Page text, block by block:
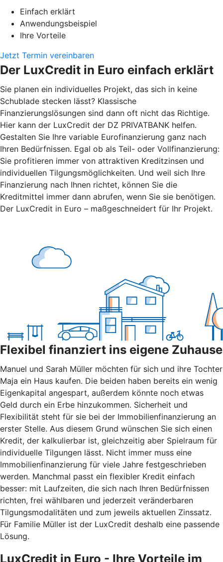
Einfach erklärt
Anwendungsbeispiel
Ihre Vorteile
Jetzt Termin vereinbaren
Der LuxCredit in Euro einfach erklärt
Sie planen ein individuelles Projekt, das sich in keine
Schublade stecken lässt? Klassische
Finanzierungslösungen sind dann oft nicht das Richtige.
Hier kann der LuxCredit der DZ PRIVATBANK helfen.
Gestalten Sie Ihre variable Eurofinanzierung ganz nach
Ihren Bedürfnissen. Egal ob als Teil- oder Vollfinanzierung:
Sie profitieren immer von attraktiven Kreditzinsen und
individuellen Tilgungsmöglichkeiten. Und weil sich Ihre
Finanzierung nach Ihnen richtet, können Sie die
Kreditmittel immer dann abrufen, wenn Sie sie benötigen.
Der LuxCredit in Euro – maßgeschneidert für Ihr Projekt.
Flexibel finanziert ins eigene Zuhause
Manuel und Sarah Müller möchten für sich und ihre Tochter
Maja ein Haus kaufen. Die beiden haben bereits ein wenig
Eigenkapital angespart, außerdem könnte noch etwas
Geld durch ein Erbe hinzukommen. Sicherheit und
Flexibilität steht für sie bei der Immobilienfinanzierung an
erster Stelle. Aus diesem Grund wünschen Sie sich einen
Kredit, der kalkulierbar ist, gleichzeitig aber Spielraum für
individuelle Tilgungen lässt. Nicht immer muss eine
Immobilienfinanzierung für viele Jahre festgeschrieben
werden. Manchmal passt ein flexibler Kredit einfach
besser: mit Laufzeiten, die sich nach Ihren Bedürfnissen
richten, frei wählbaren und jederzeit veränderbaren
Tilgungsmodalitäten und zum jeweils aktuellen Zinssatz.
Für Familie Müller ist der LuxCredit deshalb eine passende
Lösung.
LuxCredit in Euro - Ihre Vorteile im